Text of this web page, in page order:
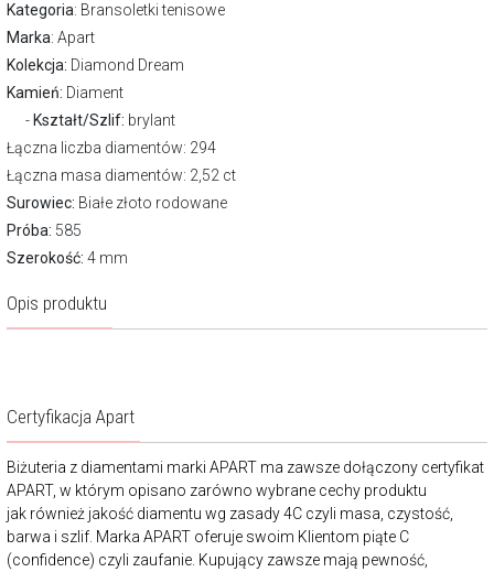
Kategoria: Bransoletki tenisowe
Marka: Apart
Kolekcja: Diamond Dream
Kamień: Diament
Kształt/Szlif: brylant
Łączna liczba diamentów: 294
Łączna masa diamentów: 2,52 ct
Surowiec: Białe złoto rodowane
Próba: 585
Szerokość: 4 mm
Opis produktu
Certyfikacja Apart
Biżuteria z diamentami marki APART ma zawsze dołączony certyfikat
APART, w którym opisano zarówno wybrane cechy produktu
jak również jakość diamentu wg zasady 4C czyli masa, czystość,
barwa i szlif. Marka APART oferuje swoim Klientom piąte C
(confidence) czyli zaufanie. Kupujący zawsze mają pewność,